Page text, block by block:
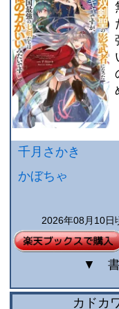
千月さかき
かぼちゃ
2026年08月10日
▼
カドカ